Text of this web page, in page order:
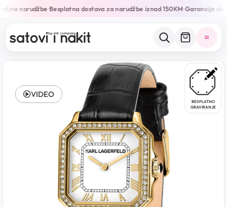
narudžbe•Besplatna dostava za narudžbe iznad 150KM•Garancija do
BESPLATNO
GRAVIRANJE
VIDEO